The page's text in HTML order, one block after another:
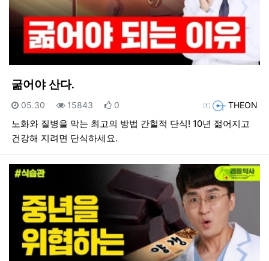
굶어야 산다.
등록자THEON
등록일
05.30 조회
15843 추천
0
노화와 질병을 막는 최고의 방법 간헐적 단식! 10년 젊어지고
건강해 지려면 단식하세요.